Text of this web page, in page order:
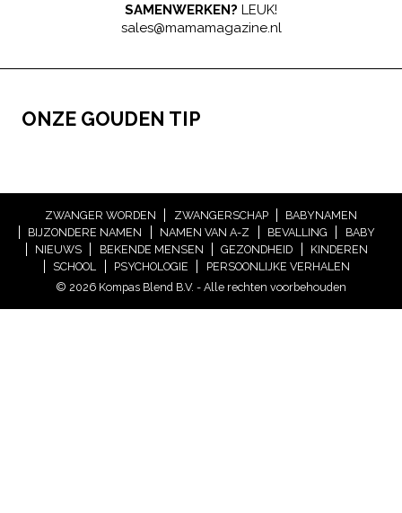
SAMENWERKEN? LEUK!
sales@mamamagazine.nl
ONZE GOUDEN TIP
ZWANGER WORDEN ZWANGERSCHAP
BABYNAMEN
BIJZONDERE NAMEN
NAMEN VAN A-Z BEVALLING
BABY
NIEUWS
BEKENDE MENSEN GEZONDHEID
KINDEREN
SCHOOL
PSYCHOLOGIE
PERSOONLIJKE VERHALEN
© 2026 Kompas Blend B.V. - Alle rechten voorbehouden